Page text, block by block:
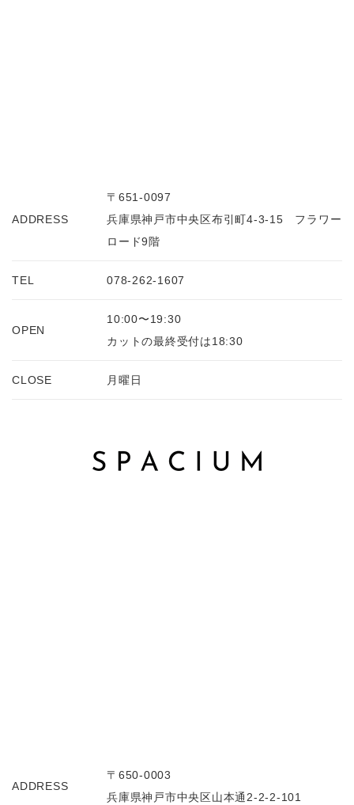
ADDRESS
〒651-0097
兵庫県神戸市中央区布引町4-3-15 フラワー
ロード9階
TEL 078-262-1607
OPEN
10:00〜19:30
カットの最終受付は18:30
CLOSE 月曜日
ADDRESS
〒650-0003
兵庫県神戸市中央区山本通2-2-2-101